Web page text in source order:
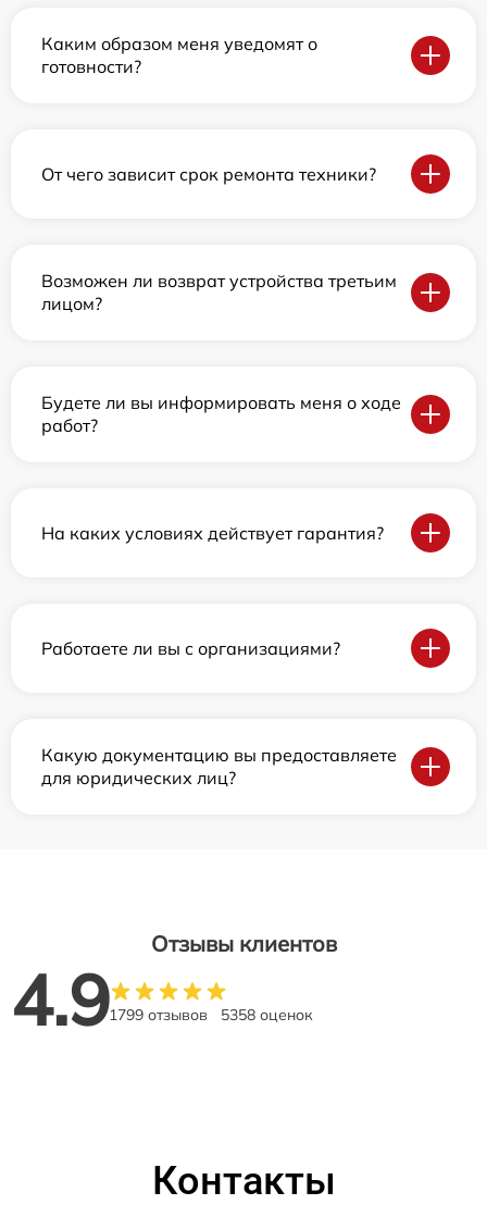
Каким образом меня уведомят о
готовности?
От чего зависит срок ремонта техники?
Возможен ли возврат устройства третьим
лицом?
Будете ли вы информировать меня о ходе
работ?
На каких условиях действует гарантия?
Работаете ли вы с организациями?
Какую документацию вы предоставляете
для юридических лиц?
Отзывы клиентов
4.91799 отзывов 5358 оценок
Контакты